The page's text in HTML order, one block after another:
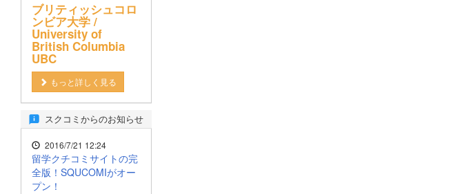
ブリティッシュコロ
ンビア大学 /
University of
British Columbia
UBC
もっと詳しく見る
スクコミからのお知らせ
2016/7/21 12:24
留学クチコミサイトの完
全版！SQUCOMIがオー
プン！